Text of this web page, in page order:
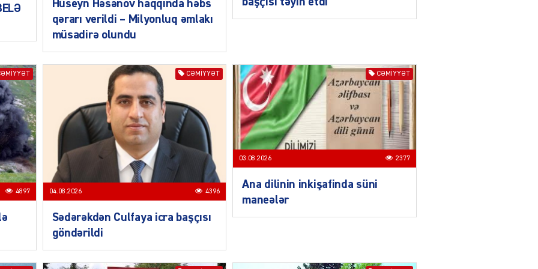
bir-birinə yaxınlaşdıran
təkcə iqtisadi maraqlar
deyil
03.08.2026 5498
SIYASƏT
Asiya ölkələri ilə
münasibətləri son illərdə
daha da genişlənir
Asiya ilə əlaqələri ildən-ilə
Hüseyn Həsənov haqqında həbs
qərarı verildi – Milyonluq əmlakı
müsadirə olundu
4897
CƏMIYYƏT
04.08.2026 4396
Sədərəkdən Culfaya icra başçısı
göndərildi
CƏMIYYƏT
03.08.2026 2377
Ana dilinin inkişafinda süni
maneələr